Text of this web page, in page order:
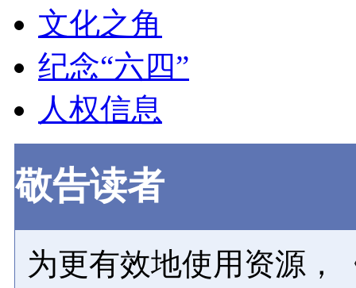
文化之角
纪念“六四”
人权信息
敬告读者
为更有效地使用资源，